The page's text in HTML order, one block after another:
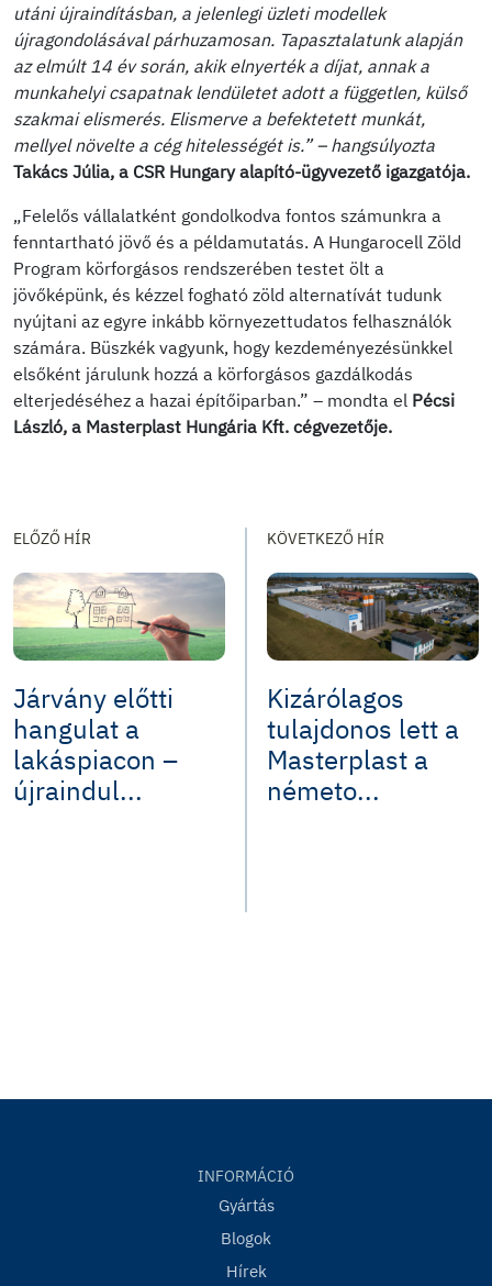
utáni újraindításban, a jelenlegi üzleti modellek
újragondolásával párhuzamosan. Tapasztalatunk alapján
az elmúlt 14 év során, akik elnyerték a díjat, annak a
munkahelyi csapatnak lendületet adott a független, külső
szakmai elismerés. Elismerve a befektetett munkát,
mellyel növelte a cég hitelességét is.” – hangsúlyozta
Takács Júlia, a CSR Hungary alapító-ügyvezető igazgatója.
„Felelős vállalatként gondolkodva fontos számunkra a
fenntartható jövő és a példamutatás. A Hungarocell Zöld
Program körforgásos rendszerében testet ölt a
jövőképünk, és kézzel fogható zöld alternatívát tudunk
nyújtani az egyre inkább környezettudatos felhasználók
számára. Büszkék vagyunk, hogy kezdeményezésünkkel
elsőként járulunk hozzá a körforgásos gazdálkodás
elterjedéséhez a hazai építőiparban.” – mondta el Pécsi
László, a Masterplast Hungária Kft. cégvezetője.
ELŐZŐ HÍR
Járvány előtti
hangulat a
lakáspiacon –
újraindul...
KÖVETKEZŐ HÍR
Kizárólagos
tulajdonos lett a
Masterplast a
németo...
INFORMÁCIÓ
Gyártás
Blogok
Hírek